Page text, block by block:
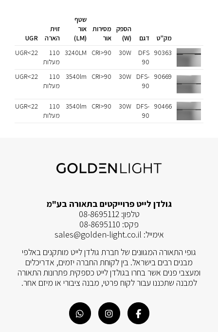
מק"ט דגם
הספק
(W)
מסירות
אור
שטף
אור
(LM)
זוית
הארה
UGR
90363
DFS
90
30W
CRI>90
3240LM
110
מעלות
UGR<22
90669
DFS-
90
30W
CRI>90
3540lm
110
מעלות
UGR<22
90466
DFS-
90
30W
CRI>90
3540lm
110
מעלות
UGR<22
גולדן לייט פרוייקטים בתאורה בע"מ
טלפון:08-8695112
פקס: 08-8695110
אימייל: sales@golden-light.co.il
גופי התאורה המגוונים של חברת גולדן לייט מותקנים באלפי
מבנים רבים בישראל. בין לקוחת החברה יזמים, אדריכלים
ומעצבי פנים אשר בחרו בגולדן לייט כספקית פתרונות התאורה
למבנה שתכננו עבור לקוח פרטי, מבנה ציבורי או מיזם אחר.